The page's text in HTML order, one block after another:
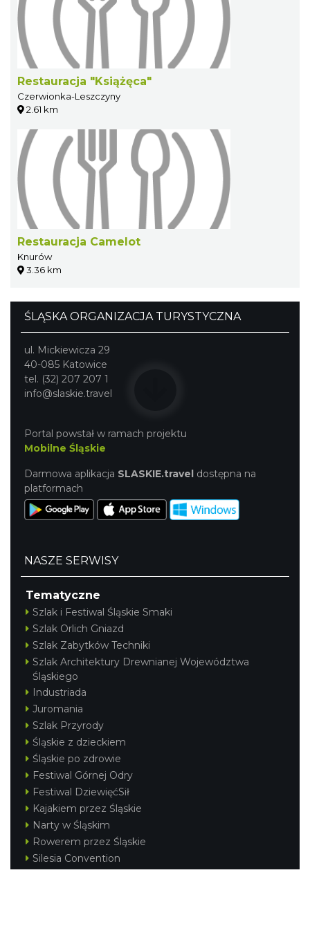
Restauracja "Książęca"
Czerwionka-Leszczyny
2.61 km
Restauracja Camelot
Knurów
3.36 km
ŚLĄSKA ORGANIZACJA TURYSTYCZNA
ul. Mickiewicza 29
40-085 Katowice
tel. (32) 207 207 1
info@slaskie.travel
Portal powstał w ramach projektu
Mobilne Śląskie
Darmowa aplikacja SLASKIE.travel dostępna na
platformach
NASZE SERWISY
Tematyczne
Szlak i Festiwal Śląskie Smaki
Szlak Orlich Gniazd
Szlak Zabytków Techniki
Szlak Architektury Drewnianej Województwa
Śląskiego
Industriada
Juromania
Szlak Przyrody
Śląskie z dzieckiem
Śląskie po zdrowie
Festiwal Górnej Odry
Festiwal DziewięćSił
Kajakiem przez Śląskie
Narty w Śląskim
Rowerem przez Śląskie
Silesia Convention